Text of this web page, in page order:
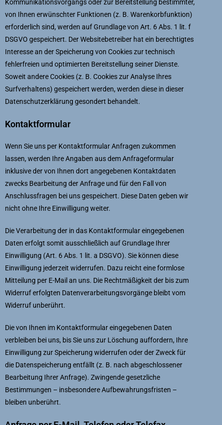
Kommunikationsvorgangs oder zur Bereitstellung bestimmter,
von Ihnen erwünschter Funktionen (z. B. Warenkorbfunktion)
erforderlich sind, werden auf Grundlage von Art. 6 Abs. 1 lit. f
DSGVO gespeichert. Der Websitebetreiber hat ein berechtigtes
Interesse an der Speicherung von Cookies zur technisch
fehlerfreien und optimierten Bereitstellung seiner Dienste.
Soweit andere Cookies (z. B. Cookies zur Analyse Ihres
Surfverhaltens) gespeichert werden, werden diese in dieser
Datenschutzerklärung gesondert behandelt.
Kontaktformular
Wenn Sie uns per Kontaktformular Anfragen zukommen
lassen, werden Ihre Angaben aus dem Anfrageformular
inklusive der von Ihnen dort angegebenen Kontaktdaten
zwecks Bearbeitung der Anfrage und für den Fall von
Anschlussfragen bei uns gespeichert. Diese Daten geben wir
nicht ohne Ihre Einwilligung weiter.
Die Verarbeitung der in das Kontaktformular eingegebenen
Daten erfolgt somit ausschließlich auf Grundlage Ihrer
Einwilligung (Art. 6 Abs. 1 lit. a DSGVO). Sie können diese
Einwilligung jederzeit widerrufen. Dazu reicht eine formlose
Mitteilung per E-Mail an uns. Die Rechtmäßigkeit der bis zum
Widerruf erfolgten Datenverarbeitungsvorgänge bleibt vom
Widerruf unberührt.
Die von Ihnen im Kontaktformular eingegebenen Daten
verbleiben bei uns, bis Sie uns zur Löschung auffordern, Ihre
Einwilligung zur Speicherung widerrufen oder der Zweck für
die Datenspeicherung entfällt (z. B. nach abgeschlossener
Bearbeitung Ihrer Anfrage). Zwingende gesetzliche
Bestimmungen – insbesondere Aufbewahrungsfristen –
bleiben unberührt.